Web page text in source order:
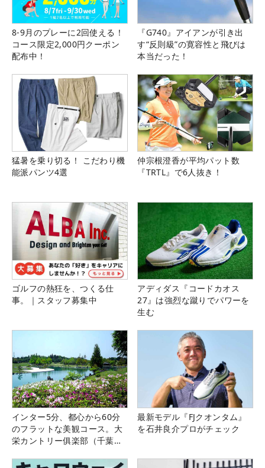
8-9月のプレーに2回使える！
コース限定2,000円クーポン
配布中！
『G740』アイアンが引き出
す“反則級”の寛容性と飛びは
本当だった！
猛暑を乗り切る！ こだわり機
能派パンツ4選
仲宗根澄香が平均パット数
『TRTL』で6人抜き！
ゴルフの熱狂を、つくる仕
事。｜スタッフ募集中
アディダス『コードカオス
27』は強烈な蹴りでパワーを
生む
インター5分、都心から60分
のフラットな美観コース。大
栄カントリー俱楽部（千葉
最新モデル『FJクオンタム』
を石井良介プロがチェック